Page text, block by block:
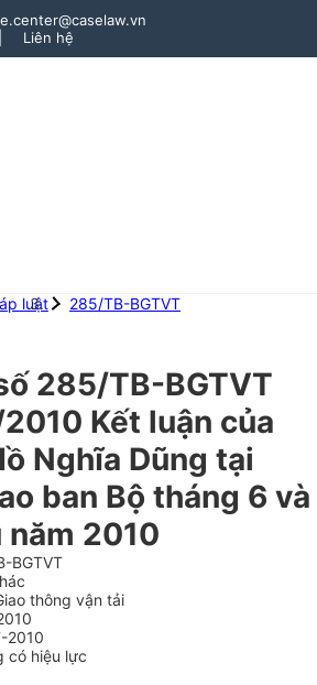
Liên hệ
luật 285/TB-BGTVT
285/TB-BGTVT
Kết luận của
Nghĩa Dũng tại
ban Bộ tháng 6 và
năm 2010
BGTVT
thông vận tải
2010
có hiệu lực